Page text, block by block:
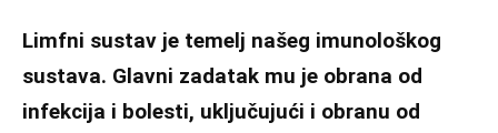
Limfni sustav je temelj našeg imunološkog
sustava. Glavni zadatak mu je obrana od
infekcija i bolesti, uključujući i obranu od